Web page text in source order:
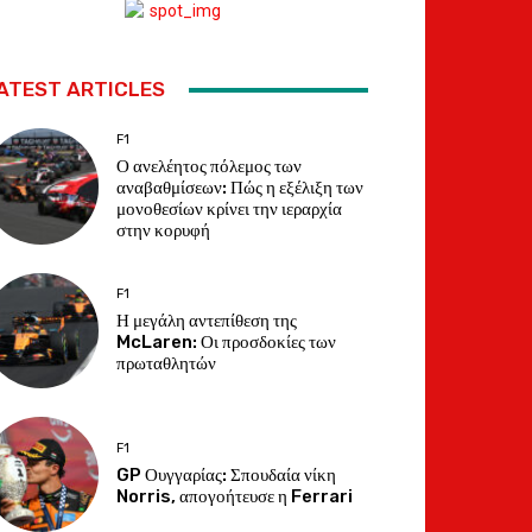
ARTICLES
F1
Ο ανελέητος πόλεμος των
αναβαθμίσεων: Πώς η εξέλιξη των
μονοθεσίων κρίνει την ιεραρχία
στην κορυφή
F1
Η μεγάλη αντεπίθεση της
McLaren: Οι προσδοκίες των
πρωταθλητών
F1
GP Ουγγαρίας: Σπουδαία νίκη
Norris, απογοήτευσε η Ferrari